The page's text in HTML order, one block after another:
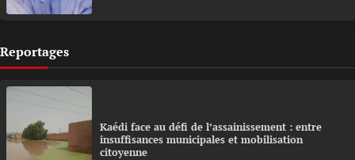
Reportages
Kaédi face au défi de l’assainissement : entre
insuffisances municipales et mobilisation
citoyenne